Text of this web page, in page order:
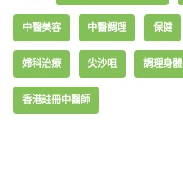
中醫美容 中醫調理 保健
婦科治療 尖沙咀 調理身體
香港註冊中醫師